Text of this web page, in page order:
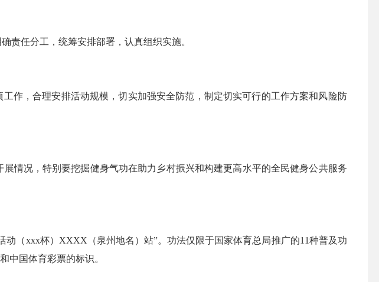
责任分工，统筹安排部署，认真组织实施。
作，合理安排活动规模，切实加强安全防范，制定切实可行的工作方案和风险防
情况，特别要挖掘健身气功在助力乡村振兴和构建更高水平的全民健身公共服务
动（xxx杯） XXXX （泉州地名）站”。功法仅限于国家体育总局推广的11种普及功
和中国体育彩票的标识。